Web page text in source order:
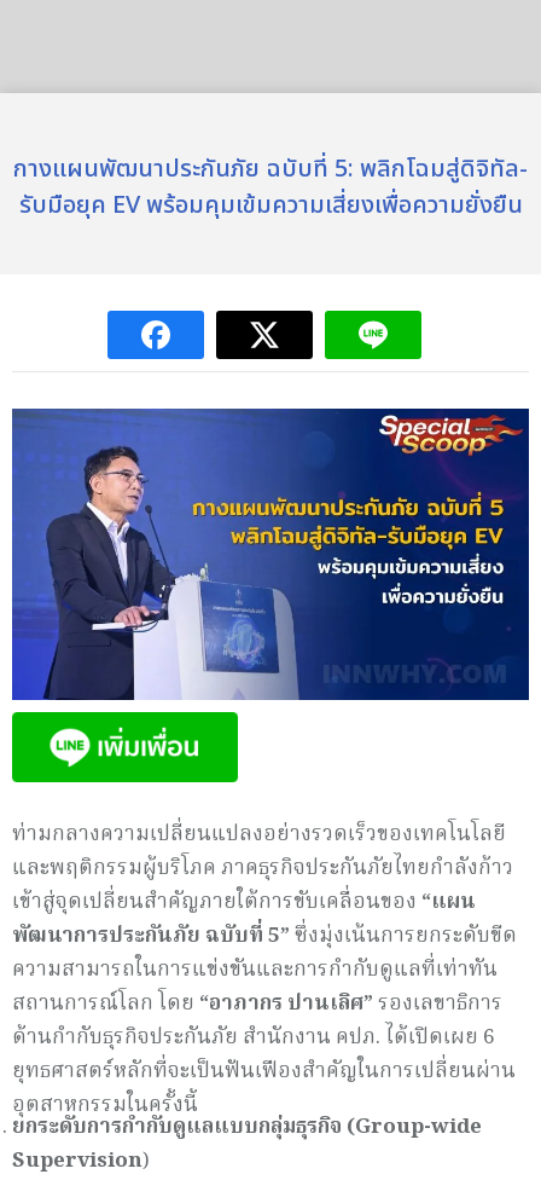
กางแผนพัฒนาประกันภัย ฉบับที่ 5: พลิกโฉมสู่ดิจิทัล-
รับมือยุค EV พร้อมคุมเข้มความเสี่ยงเพื่อความยั่งยืน
ท่ามกลางความเปลี่ยนแปลงอย่างรวดเร็วของเทคโนโลยี
และพฤติกรรมผู้บริโภค ภาคธุรกิจประกันภัยไทยกำลังก้าว
เข้าสู่จุดเปลี่ยนสำคัญภายใต้การขับเคลื่อนของ “แผน
พัฒนาการประกันภัย ฉบับที่ 5”ซึ่งมุ่งเน้นการยกระดับขีด
ความสามารถในการแข่งขันและการกำกับดูแลที่เท่าทัน
สถานการณ์โลก โดย “อาภากร ปานเลิศ”รองเลขาธิการ
ด้านกำกับธุรกิจประกันภัย สำนักงาน คปภ. ได้เปิดเผย 6
ยุทธศาสตร์หลักที่จะเป็นฟันเฟืองสำคัญในการเปลี่ยนผ่าน
อุตสาหกรรมในครั้งนี้
ยกระดับการกำกับดูแลแบบกลุ่มธุรกิจ (Group-wide
Supervision)